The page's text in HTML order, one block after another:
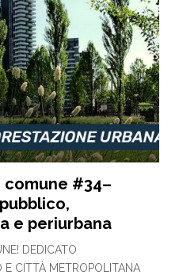
#34–
e periurbana
DEDICATO
E CITTÀ METROPOLITANA